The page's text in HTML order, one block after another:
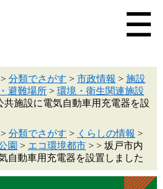
> 分類でさがす > 市政情報 > 施設
避難場所 > 環境・衛生関連施設
共施設に電気自動車用充電器を設
> 分類でさがす > くらしの情報 >
園 > エコ環境都市 > > 坂戸市内
自動車用充電器を設置しました